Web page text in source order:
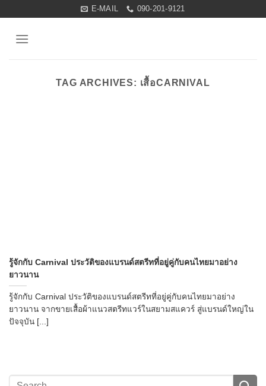
content
E-MAIL 090-201-9121
TAG ARCHIVES: เสื้อCARNIVAL
รู้จักกับ Carnival ประวัติของแบรนด์สตรีทที่อยู่คู่กับคนไทยมาอย่าง
ยาวนาน
รู้จักกับ Carnival ประวัติของแบรนด์สตรีทที่อยู่คู่กับคนไทยมาอย่าง
ยาวนาน จากขายเสื้อผ้าแนวสตรีทแวร์ในสยามสแควร์ สู่แบรนด์ใหญ่ใน
ปัจจุบัน [...]